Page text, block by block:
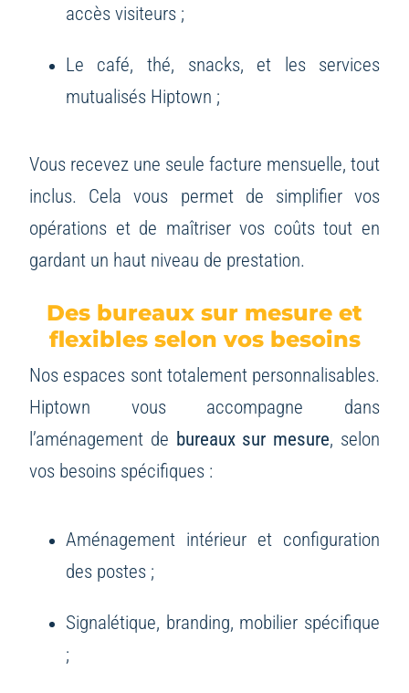
accès visiteurs ;
Le café, thé, snacks, et les services
mutualisés Hiptown ;
Vous recevez une seule facture mensuelle, tout
inclus. Cela vous permet de simplifier vos
opérations et de maîtriser vos coûts tout en
gardant un haut niveau de prestation.
Des bureaux sur mesure et
flexibles selon vos besoins
Nos espaces sont totalement personnalisables.
Hiptown vous accompagne dans
l’aménagement de bureaux sur mesure, selon
vos besoins spécifiques :
Aménagement intérieur et configuration
des postes ;
Signalétique, branding, mobilier spécifique
;